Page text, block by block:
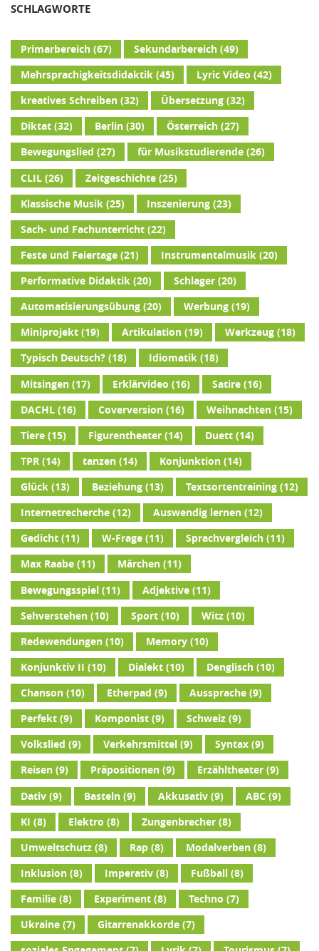
SCHLAGWORTE
Primarbereich(67) Sekundarbereich(49)
Mehrsprachigkeitsdidaktik(45) Lyric Video (42)
kreatives Schreiben(32) Übersetzung(32)
Diktat(32) Berlin(30) Österreich(27)
Bewegungslied (27) für Musikstudierende(26)
CLIL(26) Zeitgeschichte(25)
Klassische Musik(25) Inszenierung(23)
Sach- und Fachunterricht(22)
Feste und Feiertage(21) Instrumentalmusik(20)
Performative Didaktik(20) Schlager(20)
Automatisierungsübung(20) Werbung(19)
Miniprojekt(19) Artikulation(19) Werkzeug(18)
Typisch Deutsch?(18) Idiomatik(18)
Mitsingen(17) Erklärvideo (16) Satire(16)
DACHL(16) Coverversion(16) Weihnachten(15)
Tiere(15) Figurentheater(14) Duett(14)
TPR(14) tanzen(14) Konjunktion(14)
Glück(13) Beziehung(13) Textsortentraining(12)
Internetrecherche(12) Auswendig lernen(12)
Gedicht(11) W-Frage(11) Sprachvergleich(11)
Max Raabe(11) Märchen(11)
Bewegungsspiel(11) Adjektive(11)
Sehverstehen(10) Sport(10) Witz(10)
Redewendungen(10) Memory(10)
Konjunktiv II (10) Dialekt(10) Denglisch(10)
Chanson(10) Etherpad (9) Aussprache(9)
Perfekt(9) Komponist(9) Schweiz(9)
Volkslied (9) Verkehrsmittel (9) Syntax(9)
Reisen(9) Präpositionen(9) Erzähltheater(9)
Dativ(9) Basteln(9) Akkusativ(9) ABC (9)
KI (8) Elektro (8) Zungenbrecher(8)
Umweltschutz(8) Rap(8) Modalverben(8)
Inklusion(8) Imperativ(8) Fußball(8)
Familie(8) Experiment(8) Techno (7)
Ukraine(7) Gitarrenakkorde(7)